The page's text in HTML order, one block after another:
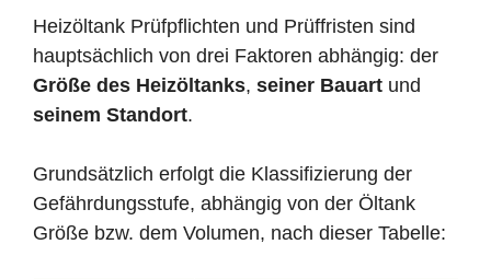
Heizöltank Prüfpflichten und Prüffristen sind
hauptsächlich von drei Faktoren abhängig: der
Größe des Heizöltanks, seiner Bauart und
seinem Standort.
Grundsätzlich erfolgt die Klassifizierung der
Gefährdungsstufe, abhängig von der Öltank
Größe bzw. dem Volumen, nach dieser Tabelle: